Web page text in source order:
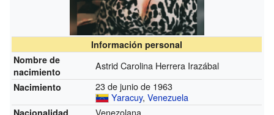
Información personal
Nombre de
nacimiento
Astrid Carolina Herrera Irazábal
Nacimiento
23 de junio de 1963
Yaracuy,Venezuela
Nacionalidad Venezolana